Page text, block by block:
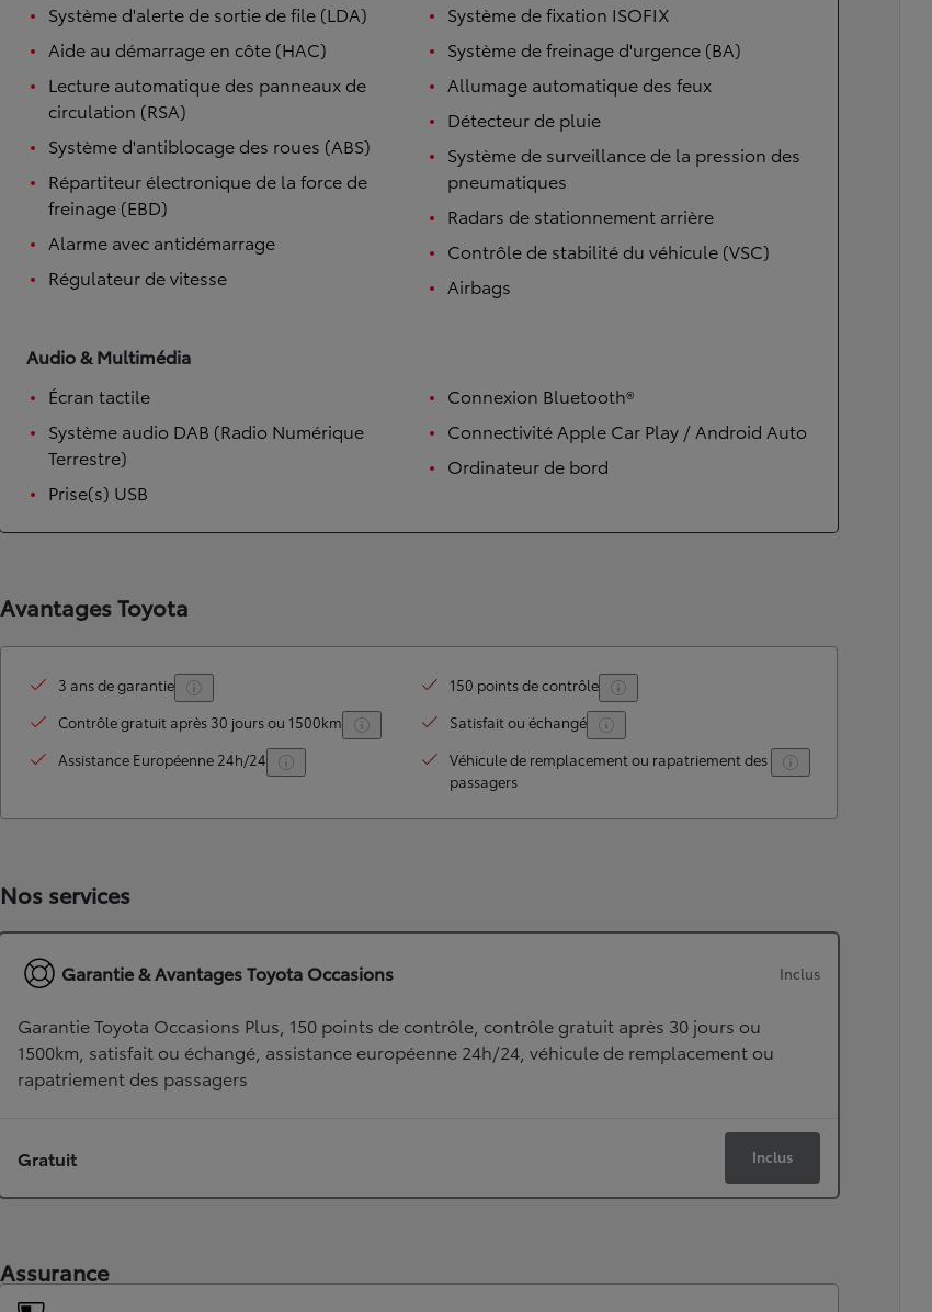
TOYOTA C-HR
Système d'alerte de sortie de file (LDA)
Aide au démarrage en côte (HAC)
Lecture automatique des panneaux de
circulation (RSA)
Système d'antiblocage des roues (ABS)
Répartiteur électronique de la force de
freinage (EBD)
Alarme avec antidémarrage
Régulateur de vitesse
Système de fixation ISOFIX
Système de freinage d'urgence (BA)
Allumage automatique des feux
Détecteur de pluie
Système de surveillance de la pression des
pneumatiques
Radars de stationnement arrière
Contrôle de stabilité du véhicule (VSC)
Airbags
Audio & Multimédia
Écran tactile
Système audio DAB (Radio Numérique
Terrestre)
Prise(s) USB
Connexion Bluetooth®
Connectivité Apple Car Play / Android Auto
Ordinateur de bord
Avantages Toyota
3 ans de garantie
150 points de contrôle
Contrôle gratuit après 30 jours ou 1500km
Satisfait ou échangé
Assistance Européenne 24h/24
Véhicule de remplacement ou rapatriement des
passagers
Nos services
Garantie & Avantages Toyota Occasions Inclus
Garantie Toyota Occasions Plus, 150 points de contrôle, contrôle gratuit après 30 jours ou
1500km, satisfait ou échangé, assistance européenne 24h/24, véhicule de remplacement ou
rapatriement des passagers
Gratuit Inclus
Assurance